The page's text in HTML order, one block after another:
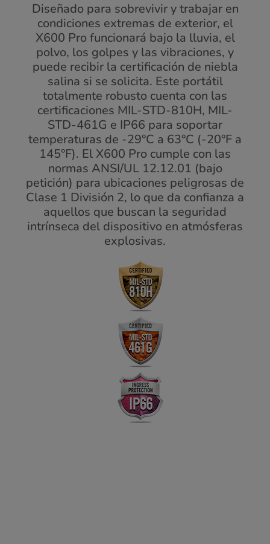
Diseñado para sobrevivir y trabajar en
condiciones extremas de exterior, el
X600 Pro funcionará bajo la lluvia, el
polvo, los golpes y las vibraciones, y
puede recibir la certificación de niebla
salina si se solicita. Este portátil
totalmente robusto cuenta con las
certificaciones MIL-STD-810H, MIL-
STD-461G e IP66 para soportar
temperaturas de -29°C a 63°C (-20°F a
145°F). El X600 Pro cumple con las
normas ANSI/UL 12.12.01 (bajo
petición) para ubicaciones peligrosas de
Clase 1 División 2, lo que da confianza a
aquellos que buscan la seguridad
intrínseca del dispositivo en atmósferas
explosivas.